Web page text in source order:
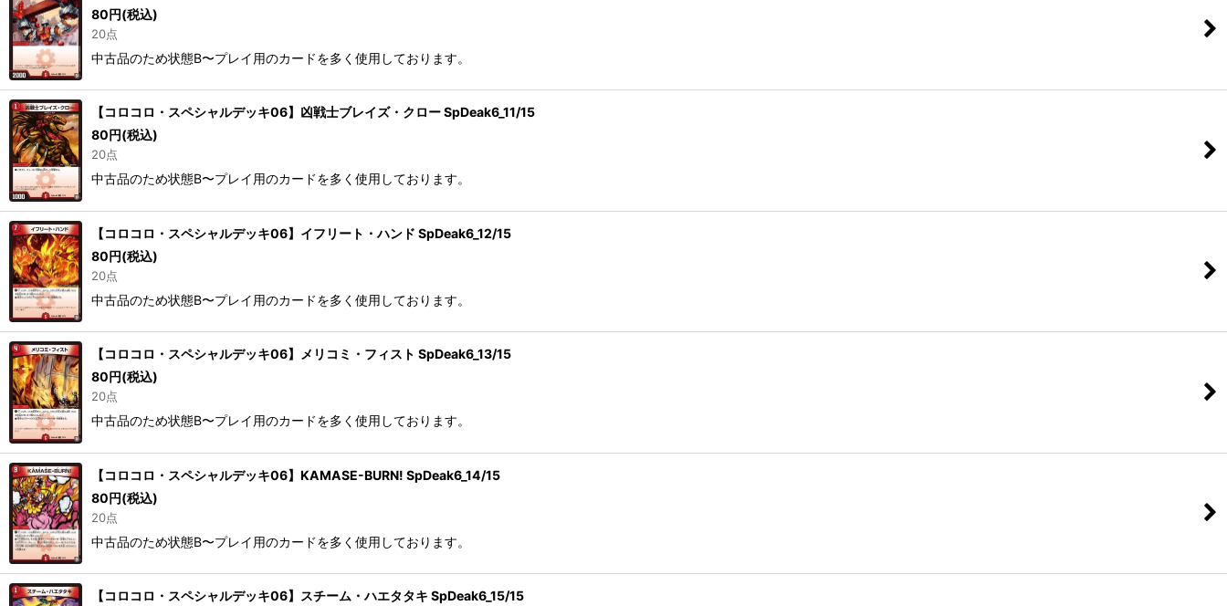
80円(税込)
20点
中古品のため状態B〜プレイ用のカードを多く使用しております。
【コロコロ・スペシャルデッキ06】凶戦士ブレイズ・クロー SpDeak6_11/15
80 円(税込)
20点
中古品のため状態B〜プレイ用のカードを多く使用しております。
【コロコロ・スペシャルデッキ06】イフリート・ハンド SpDeak6_12/15
80円(税込)
20点
中古品のため状態B〜プレイ用のカードを多く使用しております。
【コロコロ・スペシャルデッキ06】メリコミ・フィスト SpDeak6_13/15
80 円(税込)
20点
中古品のため状態B〜プレイ用のカードを多く使用しております。
【コロコロ・スペシャルデッキ06】KAMASE-BURN! SpDeak6_14/15
80円(税込)
20点
中古品のため状態B〜プレイ用のカードを多く使用しております。
【コロコロ・スペシャルデッキ06】スチーム・ハエタタキ SpDeak6_15/15